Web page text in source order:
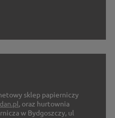
sklep papierniczy
, oraz hurtownia
w Bydgoszczy, ul